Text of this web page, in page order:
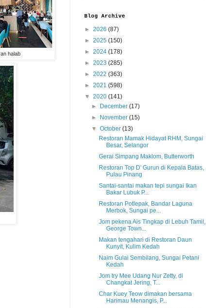
halab
Blog Archive
► 2026 (87)
► 2025 (150)
► 2024 (178)
► 2023 (285)
► 2022 (363)
► 2021 (598)
▼ 2020 (141)
►
December(17)
►
November(15)
▼October(13)
Restoran Mamak Hidayat RHM, Sungai
Besar, Selangor
Gerai Simpang Maklom, Butterworth
Restoran Top D' Gurun di Kepala Batas,
Pulau Pinang
Santai-santai makan tepi sungai Ikan
Bakar Lubuk P...
Restoran Potlepak, Bandar Laguna
Merbok, Sungai pe...
Jom pekena Ais Tingkap di Lebuh Tamil,
George Town...
Makan tengahari di Restoran Daun
Kunyit, Kulim Kedah
Naim Gulai Sembilang, Sungai Petani
Kedah
Jom try Mee Udang Nur Zetty, di
Changkat Jering, T...
Char Kuey Teow dimakan bersama
Harimau Menangis, P...